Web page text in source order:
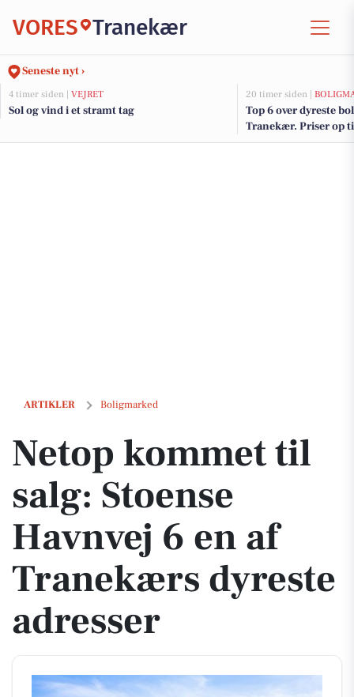
VORES Tranekær
Seneste nyt ›
4 timer siden | VEJRET
Sol og vind i et stramt tag
20 timer siden |
Top 6 over dyreste
Tranekær. Priser op
ARTIKLER Boligmarked
Netop kommet til salg: Stoense Havnvej 6 en af Tranekærs dyreste
Netop kommet til
salg: Stoense
Havnvej 6 en af
Tranekærs dyreste
adresser